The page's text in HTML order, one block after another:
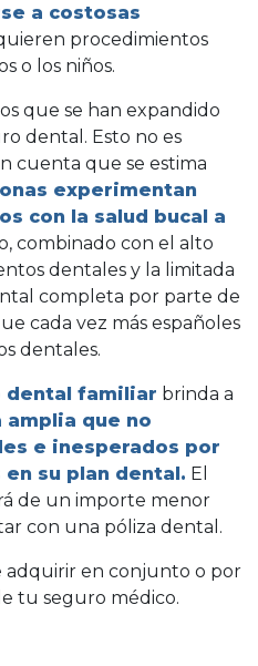
a costosas
procedimientos
o los niños.
que se han expandido
dental. Esto no es
cuenta que se estima
experimentan
con la salud bucal a
combinado con el alto
dentales y la limitada
completa por parte de
cada vez más españoles
dentales.
dental familiar brinda a
amplia que no
e inesperados por
su plan dental. El
de un importe menor
con una póliza dental.
adquirir en conjunto o por
tu seguro médico.